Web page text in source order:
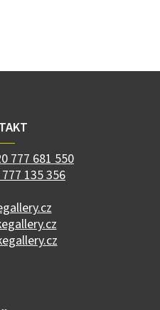
777 681 550
135 356